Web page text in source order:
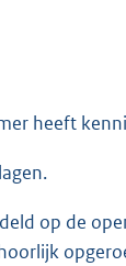
heeft
op de